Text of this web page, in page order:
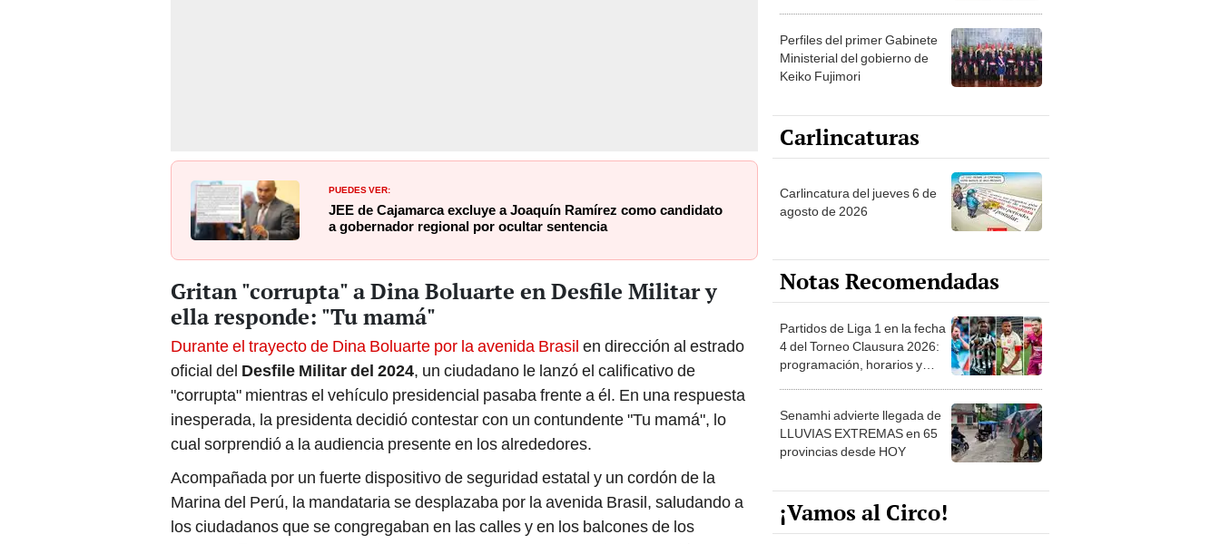
PUEDES VER:
JEE de Cajamarca excluye a Joaquín Ramírez como candidato
a gobernador regional por ocultar sentencia
Gritan "corrupta" a Dina Boluarte en Desfile Militar y
ella responde: "Tu mamá"
Durante el trayecto de Dina Boluarte por la avenida Brasil en dirección al estrado
oficial del Desfile Militar del 2024, un ciudadano le lanzó el calificativo de
"corrupta" mientras el vehículo presidencial pasaba frente a él. En una respuesta
inesperada, la presidenta decidió contestar con un contundente "Tu mamá", lo
cual sorprendió a la audiencia presente en los alrededores.
Acompañada por un fuerte dispositivo de seguridad estatal y un cordón de la
Marina del Perú, la mandataria se desplazaba por la avenida Brasil, saludando a
los ciudadanos que se congregaban en las calles y en los balcones de los
Perfiles del primer Gabinete
Ministerial del gobierno de
Keiko Fujimori
Carlincaturas
Carlincatura del jueves 6 de
agosto de 2026
Notas Recomendadas
Partidos de Liga 1 en la fecha
4 del Torneo Clausura 2026:
programación, horarios y
Senamhi advierte llegada de
LLUVIAS EXTREMAS en 65
provincias desde HOY
¡Vamos al Circo!